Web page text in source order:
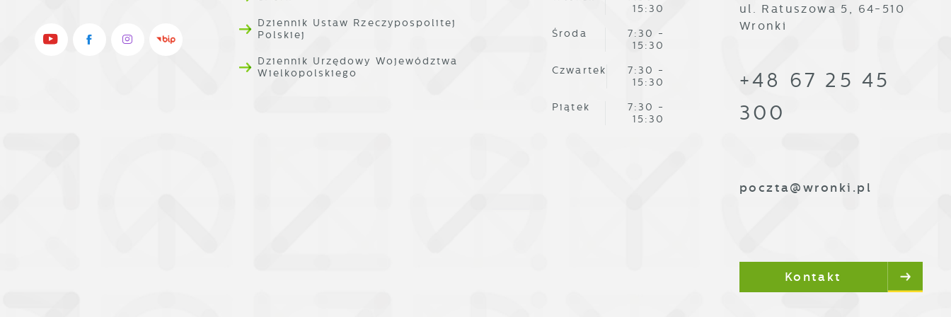
Dziennik Ustaw Rzeczypospolitej
Polskiej
Dziennik Urzędowy Województwa
Wielkopolskiego
15:30
Środa
7:30 -
15:30
Czwartek
7:30 -
15:30
Piątek
7:30 -
15:30
ul. Ratuszowa 5, 64-510
Wronki
+48 67 25 45
300
poczta@wronki.pl
Kontakt